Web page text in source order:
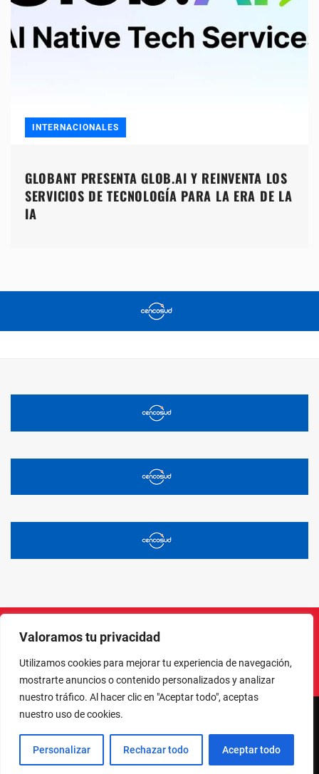
Valoramos tu privacidad
Utilizamos cookies para mejorar tu experiencia de navegación,
mostrarte anuncios o contenido personalizados y analizar
nuestro tráfico. Al hacer clic en "Aceptar todo", aceptas
nuestro uso de cookies.
Personalizar Rechazar todo Aceptar todo
INTERNACIONALES
GLOBANT PRESENTA GLOB.AI Y REINVENTA LOS
SERVICIOS DE TECNOLOGÍA PARA LA ERA DE LA
IA
InstagramFacebook
X
NORTE EN LÍNEA - TODOS LOS DERECHOS RESERVADOS